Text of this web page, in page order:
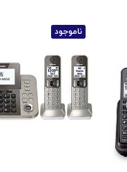
ناموجود